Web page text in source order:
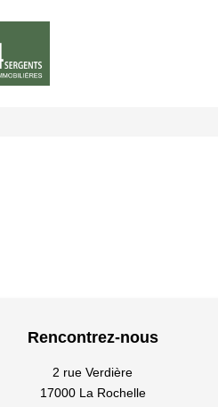
Rencontrez-nous
2 rue Verdière
17000 La Rochelle